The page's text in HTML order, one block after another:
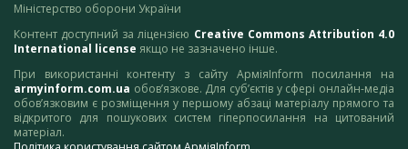
Міністерство оборони України
Контент доступний за ліцензією Creative Commons Attribution 4.0
International license якщо не зазначено інше.
При використанні контенту з сайту АрміяInform посилання на
armyinform.com.ua обов’язкове. Для суб’єктів у сфері онлайн-медіа
обов’язковим є розміщення у першому абзаці матеріалу прямого та
відкритого для пошукових систем гіперпосилання на цитований
матеріал.